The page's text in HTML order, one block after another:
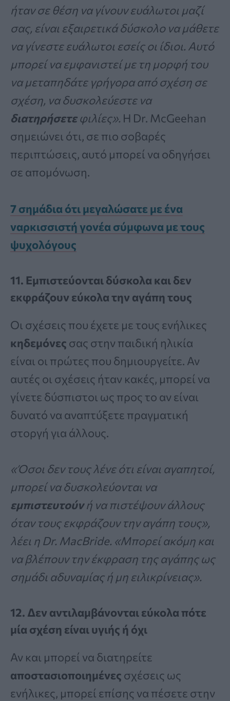
ήταν σε θέση να γίνουν ευάλωτοι μαζί
σας, είναι εξαιρετικά δύσκολο να μάθετε
να γίνεστε ευάλωτοι εσείς οι ίδιοι. Αυτό
μπορεί να εμφανιστεί με τη μορφή του
να μεταπηδάτε γρήγορα από σχέση σε
σχέση, να δυσκολεύεστε να
διατηρήσετεφιλίες». Η Dr. McGeehan
σημειώνει ότι, σε πιο σοβαρές
περιπτώσεις, αυτό μπορεί να οδηγήσει
σε απομόνωση.
7 σημάδια ότι μεγαλώσατε με ένα
ναρκισσιστή γονέα σύμφωνα με τους
ψυχολόγους
11. Εμπιστεύονται δύσκολα και δεν
εκφράζουν εύκολα την αγάπη τους
Οι σχέσεις που έχετε με τους ενήλικες
κηδεμόνες σας στην παιδική ηλικία
είναι οι πρώτες που δημιουργείτε. Αν
αυτές οι σχέσεις ήταν κακές, μπορεί να
γίνετε δύσπιστοι ως προς το αν είναι
δυνατό να αναπτύξετε πραγματική
στοργή για άλλους.
«Όσοι δεν τους λένε ότι είναι αγαπητοί,
μπορεί να δυσκολεύονται να
εμπιστευτούνή να πιστέψουν άλλους
όταν τους εκφράζουν την αγάπη τους»,
λέει η Dr. MacBride. «Μπορεί ακόμη και
να βλέπουν την έκφραση της αγάπης ως
σημάδι αδυναμίας ή μη ειλικρίνειας».
12. Δεν αντιλαμβάνονται εύκολα πότε
μία σχέση είναι υγιής ή όχι
Αν και μπορεί να διατηρείτε
αποστασιοποιημένες σχέσεις ως
ενήλικες, μπορεί επίσης να πέσετε στην